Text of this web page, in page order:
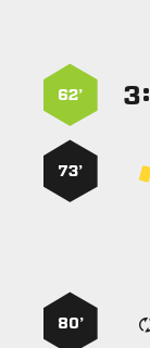
:
62’
73’
80’